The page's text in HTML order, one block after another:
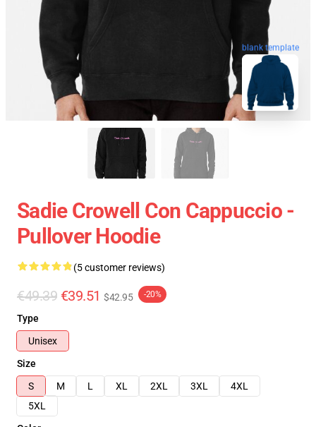
blank template
Sadie Crowell Con Cappuccio -
Pullover Hoodie
(5 customer reviews)
€49.39 €39.51 $42.95 -20%
Type
Unisex
Size
S
M L XL 2XL 3XL
4XL
5XL